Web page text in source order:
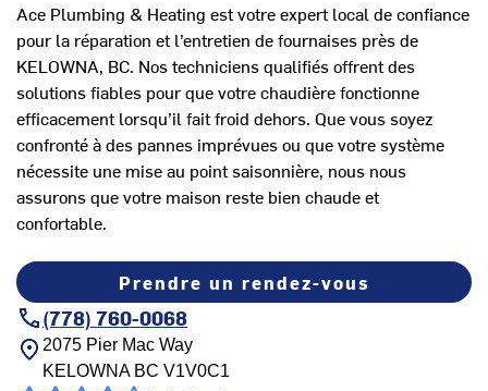
Ace Plumbing & Heating est votre expert local de confiance
pour la réparation et l’entretien de fournaises près de
KELOWNA, BC. Nos techniciens qualifiés offrent des
solutions fiables pour que votre chaudière fonctionne
efficacement lorsqu’il fait froid dehors. Que vous soyez
confronté à des pannes imprévues ou que votre système
nécessite une mise au point saisonnière, nous nous
assurons que votre maison reste bien chaude et
confortable.
Prendre un rendez-vous
(778) 760-0068
2075 Pier Mac Way
KELOWNA BC V1V0C1